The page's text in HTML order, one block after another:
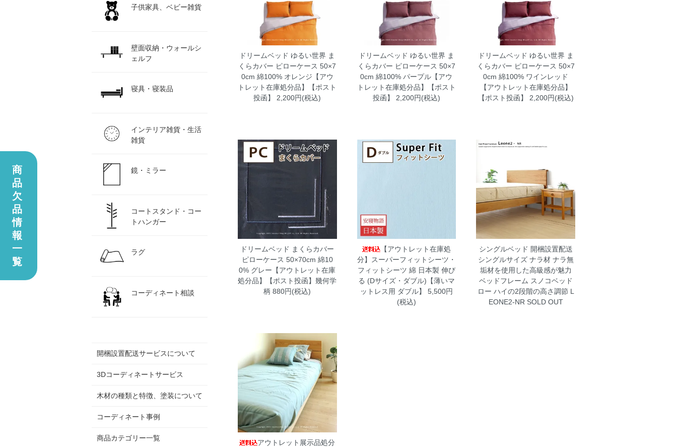
ドリームベッド ゆるい世界 ま
くらカバー ピローケース 50×7
0cm 綿100% オレンジ【アウ
トレット在庫処分品】【ポスト
投函】
2,200円(税込)
ドリームベッド ゆるい世界 ま
くらカバー ピローケース 50×7
0cm 綿100% パープル【アウ
トレット在庫処分品】【ポスト
投函】
2,200円(税込)
ドリームベッド ゆるい世界 ま
くらカバー ピローケース 50×7
0cm 綿100% ワインレッド
【アウトレット在庫処分品】
【ポスト投函】
2,200円(税込)
ドリームベッド まくらカバー
ピローケース 50×70cm 綿10
0% グレー【アウトレット在庫
処分品】【ポスト投函】幾何学
柄 880円(税込)
【アウトレット在庫処
分】スーパーフィットシーツ・
フィットシーツ 綿 日本製 伸び
る (Dサイズ・ダブル)【薄いマ
ットレス用 ダブル】
5,500円
(税込)
シングルベッド 開梱設置配送
シングルサイズ ナラ材 ナラ無
垢材を使用した高級感が魅力
ベッドフレーム スノコベッド
ロー ハイの2段階の高さ調節 L
EONE2-NR SOLD OUT
アウトレット展示品処分
子供家具、ベビー雑貨
壁面収納・ウォールシ
ェルフ
寝具・寝装品
インテリア雑貨・生活
雑貨
鏡・ミラー
コートスタンド・コー
トハンガー
ラグ
コーディネート相談
開梱設置配送サービスについて
3Dコーディネートサービス
木材の種類と特徴、塗装について
コーディネート事例
商品カテゴリー一覧
商
品
欠
品
情
報
一
覧